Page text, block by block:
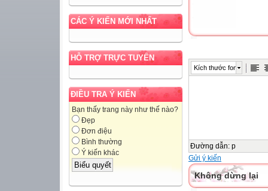
CÁC Ý KIẾN MỚI NHẤT
HỖ TRỢ TRỰC TUYẾN
ĐIỀU TRA Ý KIẾN
Bạn thấy trang này như thế nào?
Đẹp
Đơn điệu
Bình thường
Ý kiến khác
Kích thước font
Đường dẫn: p
Gửi ý kiến
Không dừng lại